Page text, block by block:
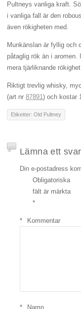
Pultneys vanliga kraft.
i vanliga fall är den
även rökigheten med.
Munkänslan är fyllig och
påtaglig rök än i
mera tjärliknande
Riktigt trevlig whisky,
(art nr 87891) och kostar
Etiketter: Old Pultney
Lämna ett svar
Din e-postadress
Obligatoriska
fält är märkta
*
Kommentar
*
Namn
*